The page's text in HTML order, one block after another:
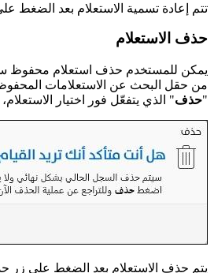
تتم إعادة تسمية الاستعلام بعد الضغط
حذف الاستعلام
يمكن للمستخدم حذف استعلام محفوظ
من حقل البحث عن الاستعلامات
"حذف" الذي يتفعّل فور اختيار
يتم حذف الاستعلام بعد الضغط على زر